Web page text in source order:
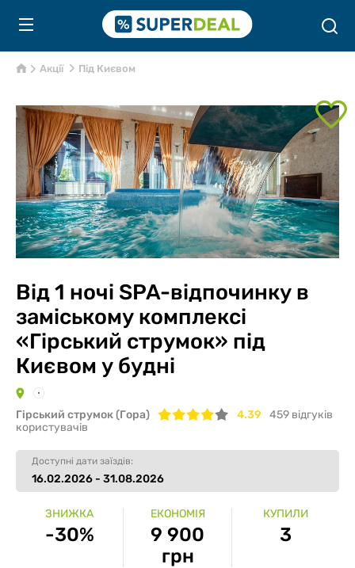
Акції Під Києвом
Від 1 ночі SPA-відпочинку в
заміському комплексі
«Гірський струмок» під
Києвом у будні
Гірський струмок (Гора) 4.39 459 відгуків
користувачів
Доступні дати заїздів:
16.02.2026 - 31.08.2026
ЗНИЖКА
-30%
ЕКОНОМІЯ
9 900
грн
КУПИЛИ
3